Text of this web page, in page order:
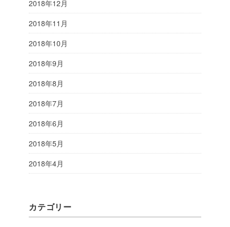
2018年12月
2018年11月
2018年10月
2018年9月
2018年8月
2018年7月
2018年6月
2018年5月
2018年4月
カテゴリー